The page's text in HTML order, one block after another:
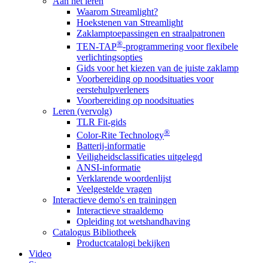
Waarom Streamlight?
Hoekstenen van Streamlight
Zaklamptoepassingen en straalpatronen
TEN-TAP®-programmering voor flexibele
verlichtingsopties
Gids voor het kiezen van de juiste zaklamp
Voorbereiding op noodsituaties voor
eerstehulpverleners
Voorbereiding op noodsituaties
Leren (vervolg)
TLR Fit-gids
Color-Rite Technology®
Batterij-informatie
Veiligheidsclassificaties uitgelegd
ANSI-informatie
Verklarende woordenlijst
Veelgestelde vragen
Interactieve demo's en trainingen
Interactieve straaldemo
Opleiding tot wetshandhaving
Catalogus Bibliotheek
Productcatalogi bekijken
Video